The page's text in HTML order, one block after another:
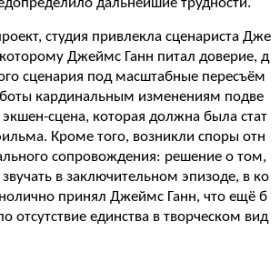
дальнейшие трудности.
студия привлекла сценариста Дже
Джеймс Ганн питал доверие, д
сценария под масштабные пересъём
кардинальным изменениям подве
экшен-сцена, которая должна была стат
Кроме того, возникли споры отн
сопровождения: решение о том,
звучать в заключительном эпизоде, в ко
принял Джеймс Ганн, что ещё б
отсутствие единства в творческом вид